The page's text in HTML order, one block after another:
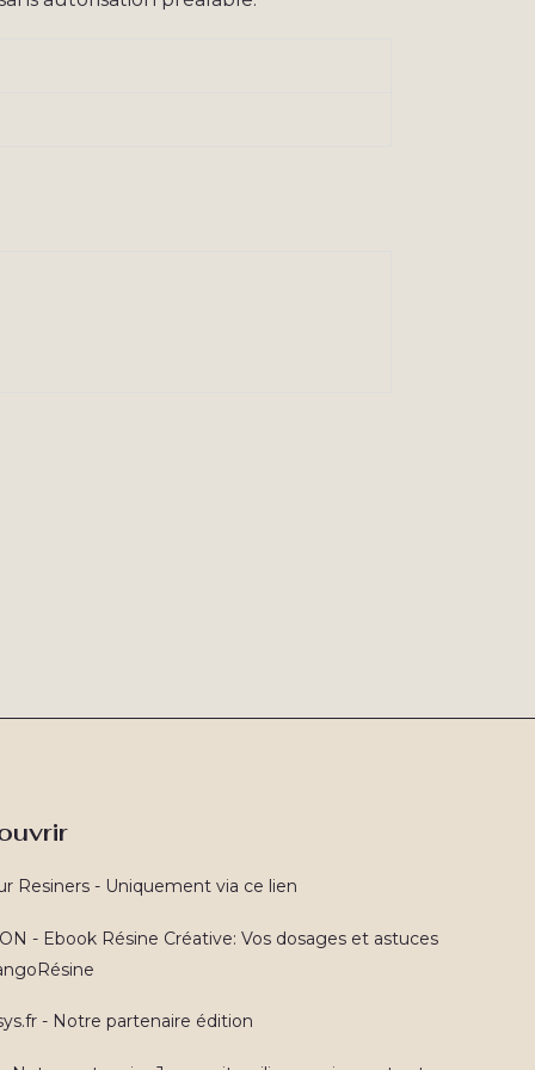
Resiners - Uniquement via ce lien
- Ebook Résine Créative: Vos dosages et astuces
- Notre partenaire édition